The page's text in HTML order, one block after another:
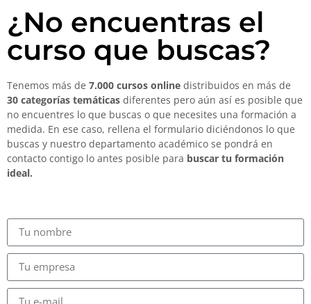
¿No encuentras el
curso que buscas?
Tenemos más de 7.000 cursos online distribuidos en más de
30 categorías temáticas diferentes pero aún así es posible que
no encuentres lo que buscas o que necesites una formación a
medida. En ese caso, rellena el formulario diciéndonos lo que
buscas y nuestro departamento académico se pondrá en
contacto contigo lo antes posible para buscar tu formación
ideal.